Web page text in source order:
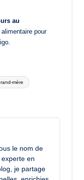
au
pour
mère
le nom de
en
je partage